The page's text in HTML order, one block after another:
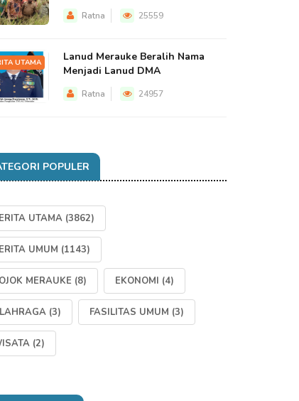
Ratna 25559
UTAMA
Lanud Merauke Beralih Nama
Menjadi Lanud DMA
Ratna 24957
POPULER
UTAMA (3862)
UMUM (1143)
MERAUKE (8) EKONOMI (4)
(3) FASILITAS UMUM (3)
(2)